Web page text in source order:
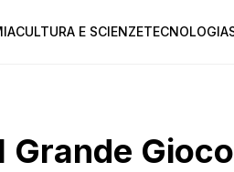
CULTURA E SCIENZETECNOLOGIA
Gioco